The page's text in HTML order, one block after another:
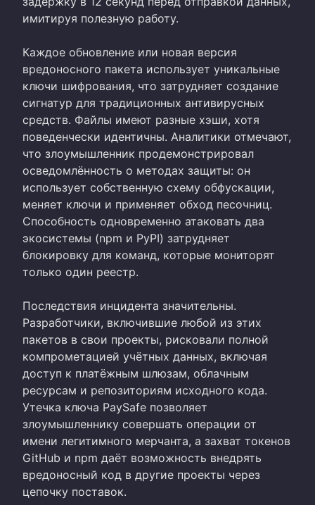
имитируя полезную работу.
Каждое обновление или новая версия
вредоносного пакета использует уникальные
ключи шифрования, что затрудняет создание
сигнатур для традиционных антивирусных
средств. Файлы имеют разные хэши, хотя
поведенчески идентичны. Аналитики отмечают,
что злоумышленник продемонстрировал
осведомлённость о методах защиты: он
использует собственную схему обфускации,
меняет ключи и применяет обход песочниц.
Способность одновременно атаковать два
экосистемы (npm и PyPI) затрудняет
блокировку для команд, которые мониторят
только один реестр.
Последствия инцидента значительны.
Разработчики, включившие любой из этих
пакетов в свои проекты, рисковали полной
компрометацией учётных данных, включая
доступ к платёжным шлюзам, облачным
ресурсам и репозиториям исходного кода.
Утечка ключа PaySafe позволяет
злоумышленнику совершать операции от
имени легитимного мерчанта, а захват токенов
GitHub и npm даёт возможность внедрять
вредоносный код в другие проекты через
цепочку поставок.